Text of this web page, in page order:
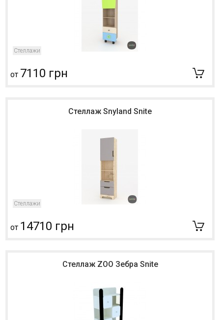
Стеллажи
от 7110 грн
Стеллаж Snyland Snite
Стеллажи
от 14710 грн
Стеллаж ZOO Зебра Snite